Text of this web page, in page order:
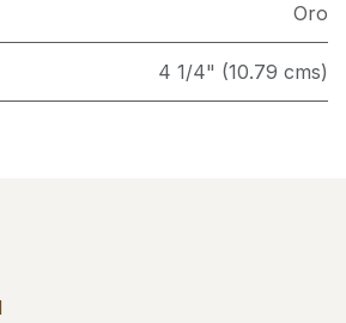
Oro
4 1/4" (10.79 cms)